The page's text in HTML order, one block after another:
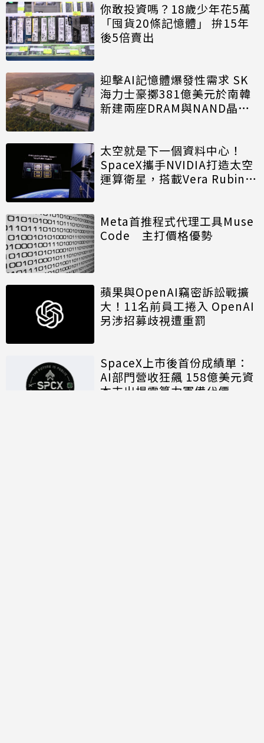
你敢投資嗎？18歲少年花5萬
「囤貨20條記憶體」 拚15年
後5倍賣出
迎擊AI記憶體爆發性需求 SK
海力士豪擲381億美元於南韓
新建兩座DRAM與NAND晶圓
太空就是下一個資料中心！
SpaceX攜手NVIDIA打造太空
運算衛星，搭載Vera Rubin運
Meta首推程式代理工具Muse
Code 主打價格優勢
蘋果與OpenAI竊密訴訟戰擴
大！11名前員工捲入 OpenAI
另涉招募歧視遭重罰
SpaceX上市後首份成績單：
AI部門營收狂飆 158億美元資
本支出揭露算力軍備代價